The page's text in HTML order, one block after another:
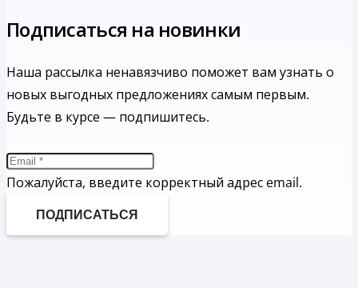
Подписаться на новинки
Наша рассылка ненавязчиво поможет вам узнать о
новых выгодных предложениях самым первым.
Будьте в курсе — подпишитесь.
Пожалуйста, введите корректный адрес email.
ПОДПИСАТЬСЯ